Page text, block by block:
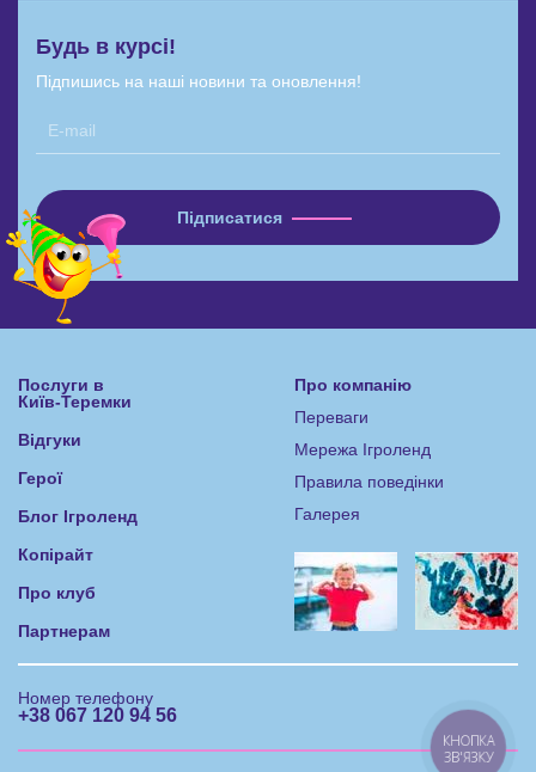
Будь в курсі!
Підпишись на наші новини та оновлення!
Послуги в
Київ-Теремки
Відгуки
Герої
Блог Ігроленд
Копірайт
Про клуб
Партнерам
Про компанію
Переваги
Мережа Ігроленд
Правила поведінки
Галерея
Номер телефону
+38 067 120 94 56
КНОПКА
ЗВ'ЯЗКУ